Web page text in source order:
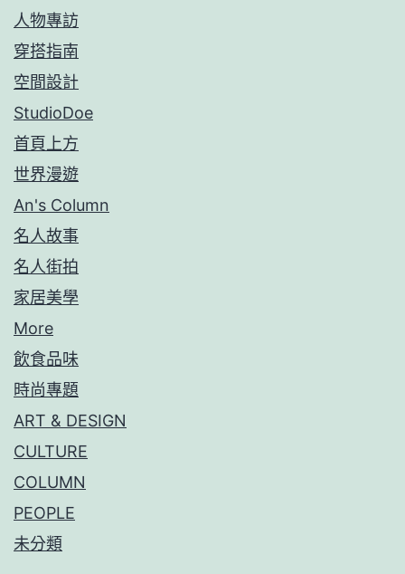
人物專訪
穿搭指南
空間設計
StudioDoe
首頁上方
世界漫遊
An's Column
名人故事
名人街拍
家居美學
More
飲食品味
時尚專題
ART & DESIGN
CULTURE
COLUMN
PEOPLE
未分類